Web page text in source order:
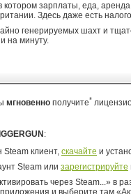
зарплаты, еда,
Здесь даже есть
генерируемых шахт и
на минуту.
мгновенно получите*
:
Steam клиент, скачайте и
Steam или зарегистрируйте
через Steam...» в
и выберите там